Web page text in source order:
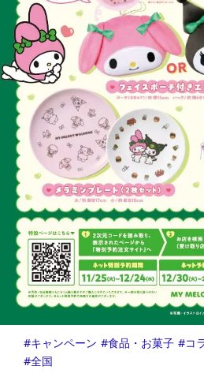
キャンペーン 食品・お菓子
コ
全国